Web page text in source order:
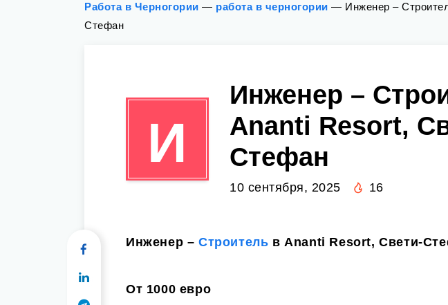
Работа в Черногории — работа в черногории — Инженер –
Стефан
И
Инженер –
Ananti Resort,
Стефан
10 сентября, 2025 16
Инженер – Строитель в Ananti Resort, Свети-
От 1000 евро